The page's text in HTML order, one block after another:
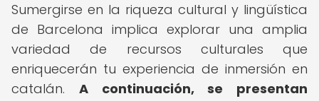
Sumergirse en la riqueza cultural y lingüística
de Barcelona implica explorar una amplia
variedad de recursos culturales que
enriquecerán tu experiencia de inmersión en
catalán. A continuación, se presentan